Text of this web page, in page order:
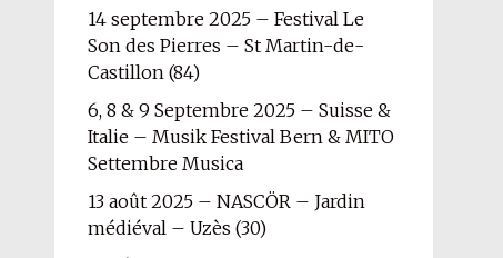
14 septembre 2025 – Festival Le
Son des Pierres – St Martin-de-
Castillon (84)
6, 8 & 9 Septembre 2025 – Suisse &
Italie – Musik Festival Bern & MITO
Settembre Musica
13 août 2025 – NASCÖR – Jardin
médiéval – Uzès (30)